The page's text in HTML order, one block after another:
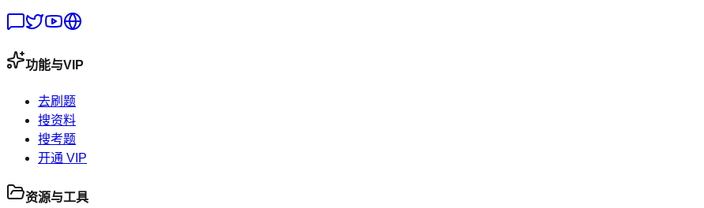
功能与VIP
去刷题
搜资料
搜考题
开通 VIP
资源与工具